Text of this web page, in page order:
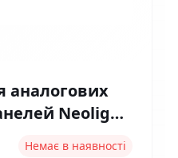
аналогових
Neolight
Немає в наявності